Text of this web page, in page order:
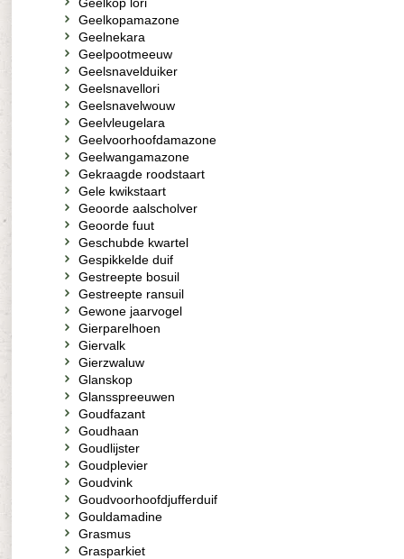
Geelkopamazone
Geelnekara
Geelpootmeeuw
Geelsnavelduiker
Geelsnavellori
Geelsnavelwouw
Geelvleugelara
Geelvoorhoofdamazone
Geelwangamazone
Gekraagde roodstaart
Gele kwikstaart
Geoorde aalscholver
Geoorde fuut
Geschubde kwartel
Gespikkelde duif
Gestreepte bosuil
Gestreepte ransuil
Gewone jaarvogel
Gierparelhoen
Giervalk
Gierzwaluw
Glanskop
Glansspreeuwen
Goudfazant
Goudhaan
Goudlijster
Goudplevier
Goudvink
Goudvoorhoofdjufferduif
Gouldamadine
Grasmus
Grasparkiet